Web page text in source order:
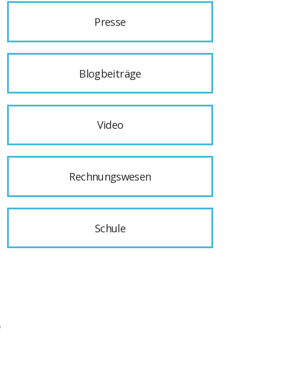
Presse
Blogbeiträge
Video
Rechnungswesen
Schule